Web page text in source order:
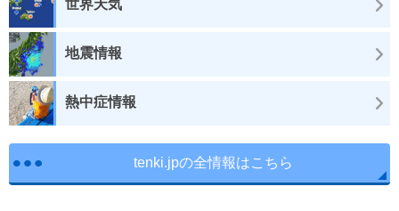
世界天気
地震情報
熱中症情報
tenki.jpの全情報はこちら